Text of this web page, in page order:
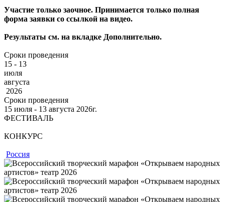
Участие только заочное. Принимается только полная
форма заявки со ссылкой на видео.
Результаты см. на вкладке Дополнительно.
Сроки проведения
15 - 13
июля
августа
2026
Сроки проведения
15 июля ‐ 13 августа 2026г.
ФЕСТИВАЛЬ
КОНКУРС
Россия